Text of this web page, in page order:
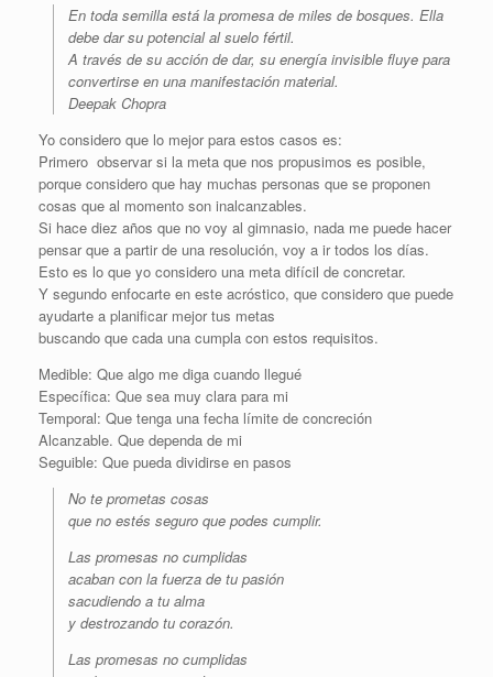
En toda semilla está la promesa de miles de bosques. Ella
debe dar su potencial al suelo fértil.
A través de su acción de dar, su energía invisible fluye para
convertirse en una manifestación material.
Deepak Chopra
Yo considero que lo mejor para estos casos es:
Primero observar si la meta que nos propusimos es posible,
porque considero que hay muchas personas que se proponen
cosas que al momento son inalcanzables.
Si hace diez años que no voy al gimnasio, nada me puede hacer
pensar que a partir de una resolución, voy a ir todos los días.
Esto es lo que yo considero una meta difícil de concretar.
Y segundo enfocarte en este acróstico, que considero que puede
ayudarte a planificar mejor tus metas
buscando que cada una cumpla con estos requisitos.
Medible: Que algo me diga cuando llegué
Específica: Que sea muy clara para mi
Temporal: Que tenga una fecha límite de concreción
Alcanzable. Que dependa de mi
Seguible: Que pueda dividirse en pasos
No te prometas cosas
que no estés seguro que podes cumplir.
Las promesas no cumplidas
acaban con la fuerza de tu pasión
sacudiendo a tu alma
y destrozando tu corazón.
Las promesas no cumplidas